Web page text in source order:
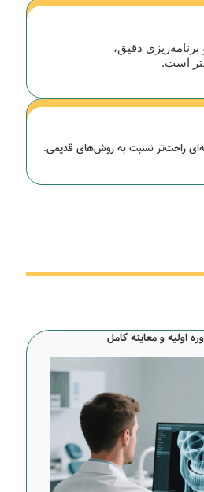
دقیق،
است.
راحت‌تر نسبت به روش‌های قدیمی.